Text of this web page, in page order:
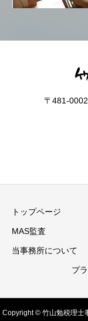
〒481-
トップページ
MAS監査
当事務所について
プ
Copyright © 竹山勉税理士